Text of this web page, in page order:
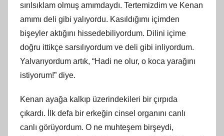
sırılsıklam olmuş amımdaydı. Tertemizdim ve Kenan
amımı deli gibi yalıyordu. Kasıldığımı içimden
bişeyler aktığını hissedebiliyordum. Dilini içime
doğru ittikçe sarsılıyordum ve deli gibi inliyordum.
Yalvarıyordum artık, “Hadi ne olur, o koca yarağını
istiyorum!” diye.
Kenan ayağa kalkıp üzerindekileri bir çırpıda
çıkardı. İlk defa bir erkeğin cinsel organını canlı
canlı görüyordum. O ne muhteşem birşeydi,